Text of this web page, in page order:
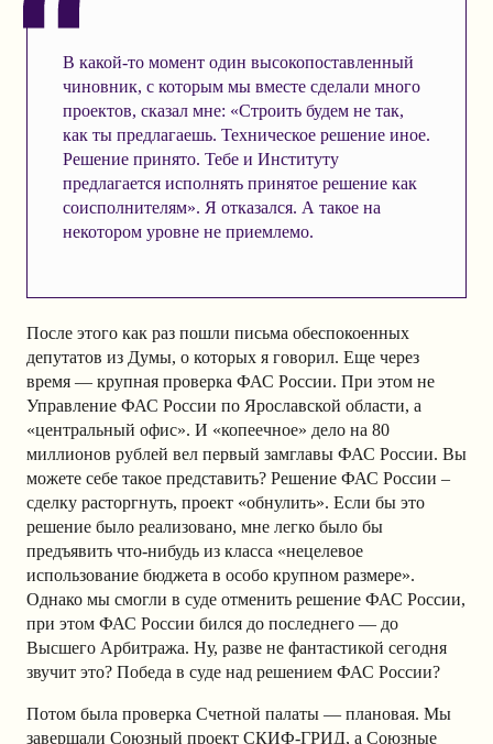
В какой-то момент один высокопоставленный
чиновник, с которым мы вместе сделали много
проектов, сказал мне: «Строить будем не так,
как ты предлагаешь. Техническое решение иное.
Решение принято. Тебе и Институту
предлагается исполнять принятое решение как
соисполнителям». Я отказался. А такое на
некотором уровне не приемлемо.
После этого как раз пошли письма обеспокоенных
депутатов из Думы, о которых я говорил. Еще через
время — крупная проверка ФАС России. При этом не
Управление ФАС России по Ярославской области, а
«центральный офис». И «копеечное» дело на 80
миллионов рублей вел первый замглавы ФАС России. Вы
можете себе такое представить? Решение ФАС России –
сделку расторгнуть, проект «обнулить». Если бы это
решение было реализовано, мне легко было бы
предъявить что-нибудь из класса «нецелевое
использование бюджета в особо крупном размере».
Однако мы смогли в суде отменить решение ФАС России,
при этом ФАС России бился до последнего — до
Высшего Арбитража. Ну, разве не фантастикой сегодня
звучит это? Победа в суде над решением ФАС России?
Потом была проверка Счетной палаты — плановая. Мы
завершали Союзный проект СКИФ-ГРИД, а Союзные